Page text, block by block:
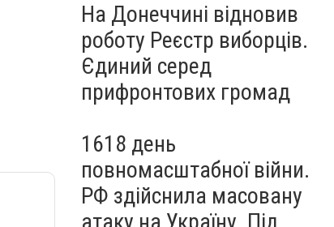
новому українському
фільмі, - ФОТО
На Донеччині відновив
роботу Реєстр виборців.
Єдиний серед
прифронтових громад
1618 день
повномасштабної війни.
РФ здійснила масовану